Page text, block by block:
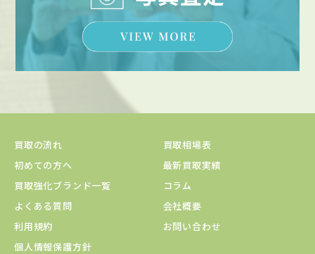
買取の流れ
買取相場表
初めての方へ
最新買取実績
買取強化ブランド一覧
コラム
よくある質問
会社概要
利用規約
お問い合わせ
個人情報保護方針